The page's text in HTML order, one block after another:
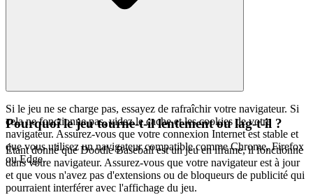
Si le jeu ne se charge pas, essayez de rafraîchir votre navigateur. Si
cela ne fonctionne pas, videz le cache et les cookies de votre
navigateur. Assurez-vous que votre connexion Internet est stable et
que vous utilisez un navigateur compatible comme Chrome, Firefox
ou Edge.
Pourquoi le jeu tourne-t-il lentement ou lag-t-il ?
Étant donné que Doodle Baseball est un jeu en iframe, il fonctionne
dans votre navigateur. Assurez-vous que votre navigateur est à jour
et que vous n'avez pas d'extensions ou de bloqueurs de publicité qui
pourraient interférer avec l'affichage du jeu.